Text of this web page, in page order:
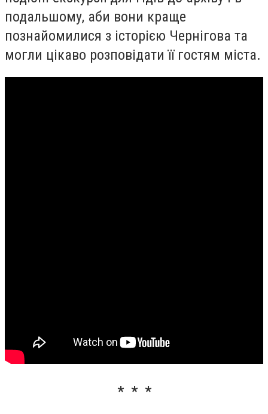
подальшому, аби вони краще
познайомилися з історією Чернігова та
могли цікаво розповідати її гостям міста.
* * *